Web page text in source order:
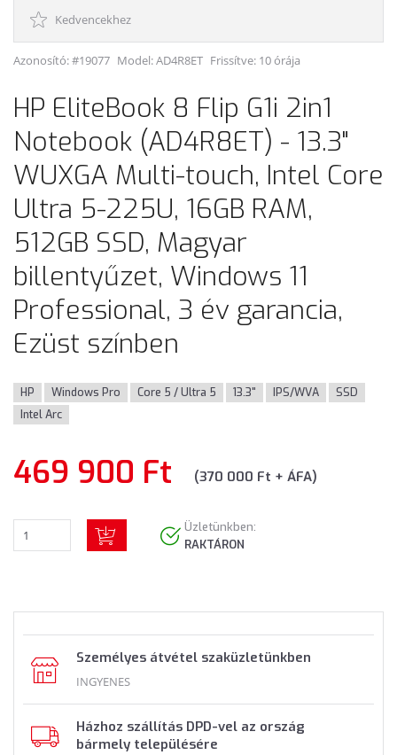
Kedvencekhez
Azonosító: #19077 Model:AD4R8ET Frissítve: 10 órája
HP EliteBook 8 Flip G1i 2in1
Notebook (AD4R8ET) - 13.3"
WUXGA Multi-touch, Intel Core
Ultra 5-225U, 16GB RAM,
512GB SSD, Magyar
billentyűzet, Windows 11
Professional, 3 év garancia,
Ezüst színben
HP Windows Pro Core 5 / Ultra 5 13.3" IPS/WVA
SSD
Intel Arc
469 900 Ft (370 000 Ft + ÁFA)
Üzletünkben:
RAKTÁRON
Személyes átvétel szaküzletünkben
INGYENES
Házhoz szállítás DPD-vel az ország
bármely településére